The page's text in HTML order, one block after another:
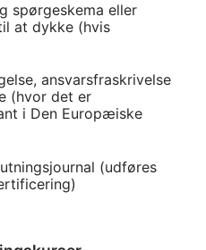
spørgeskema eller
at dykke (hvis
ansvarsfraskrivelse
(hvor det er
i Den Europæiske
(udføres